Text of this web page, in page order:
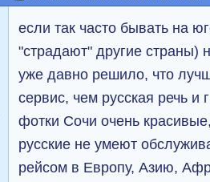
если так часто бывать на
"страдают" другие страны)
уже давно решило, что
сервис, чем русская речь и
фотки Сочи очень
русские не умеют
рейсом в Европу, Азию,